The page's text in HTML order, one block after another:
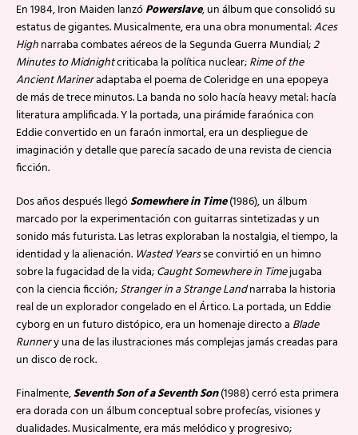
En 1984, Iron Maiden lanzóPowerslave, un álbum que consolidó su
estatus de gigantes. Musicalmente, era una obra monumental:Aces
Highnarraba combates aéreos de la Segunda Guerra Mundial;2
Minutes to Midnightcriticaba la política nuclear;Rime of the
Ancient Marineradaptaba el poema de Coleridge en una epopeya
de más de trece minutos. La banda no solo hacía heavy metal: hacía
literatura amplificada. Y la portada, una pirámide faraónica con
Eddie convertido en un faraón inmortal, era un despliegue de
imaginación y detalle que parecía sacado de una revista de ciencia
ficción.
Dos años después llegóSomewhere in Time(1986), un álbum
marcado por la experimentación con guitarras sintetizadas y un
sonido más futurista. Las letras exploraban la nostalgia, el tiempo, la
identidad y la alienación. Wasted Yearsse convirtió en un himno
sobre la fugacidad de la vida;Caught Somewhere in Timejugaba
con la ciencia ficción;Stranger in a Strange Landnarraba la historia
real de un explorador congelado en el Ártico. La portada, un Eddie
cyborg en un futuro distópico, era un homenaje directo a Blade
Runnery una de las ilustraciones más complejas jamás creadas para
un disco de rock.
Finalmente,Seventh Son of a Seventh Son(1988) cerró esta primera
era dorada con un álbum conceptual sobre profecías, visiones y
dualidades. Musicalmente, era más melódico y progresivo;